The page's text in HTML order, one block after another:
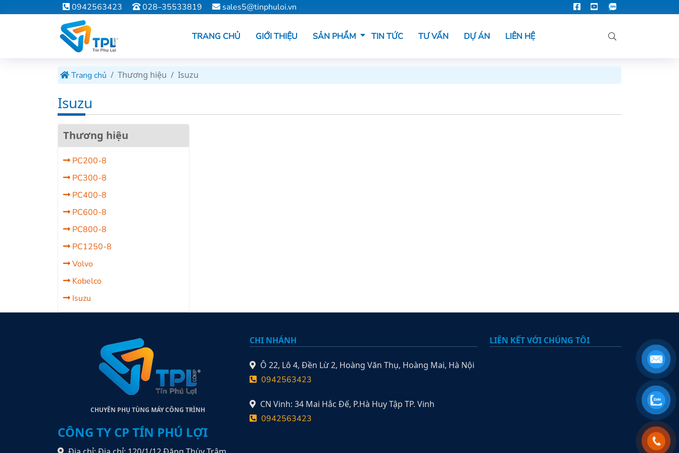
0942563423 028–35533819 sales5@tinphuloi.vn
TRANG CHỦ GIỚI THIỆU SẢN PHẨM TIN TỨC TƯ VẤN DỰ ÁN LIÊN HỆ
Trang chủ Thương hiệu Isuzu
Isuzu
Thương hiệu
PC200-8
PC300-8
PC400-8
PC600-8
PC800-8
PC1250-8
Volvo
Kobelco
Isuzu
CHUYÊN PHỤ TÙNG MÁY CÔNG TRÌNH
CÔNG TY CP TÍN PHÚ LỢI
CHI NHÁNH
Ô 22, Lô 4, Đền Lừ 2, Hoàng Văn Thụ, Hoàng Mai, Hà Nội
0942563423
CN Vinh: 34 Mai Hắc Đế, P.Hà Huy Tập TP. Vinh
0942563423
LIÊN KẾT VỚI CHÚNG TÔI